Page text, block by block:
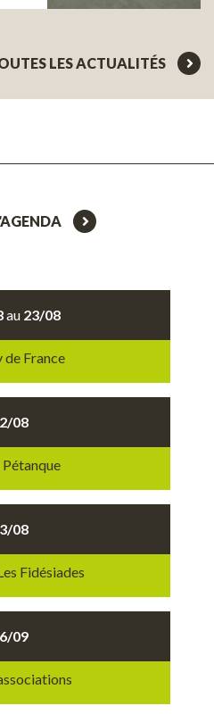
LES ACTUALITÉS
au 23/08
de France
08
08
Fidésiades
09